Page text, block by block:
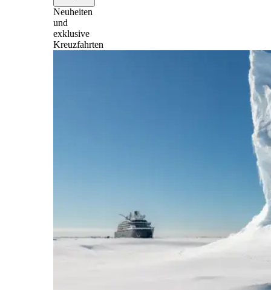
Neuheiten
und
exklusive
Kreuzfahrten